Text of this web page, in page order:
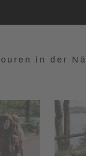
in der